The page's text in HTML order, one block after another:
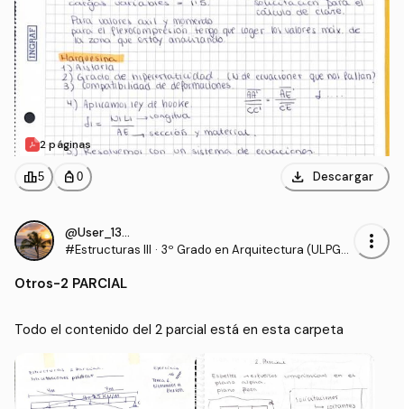
2 páginas
leaderboard5 personal_bag 0 download Descargar
@User_130540
#Estructuras III · 3º Grado en Arquitectura (ULPG
more_vert
Otros-2 PARCIAL
Todo el contenido del 2 parcial está en esta carpeta